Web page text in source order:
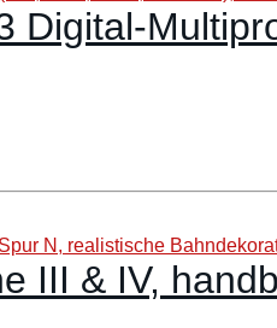
Digital-
III & IV,